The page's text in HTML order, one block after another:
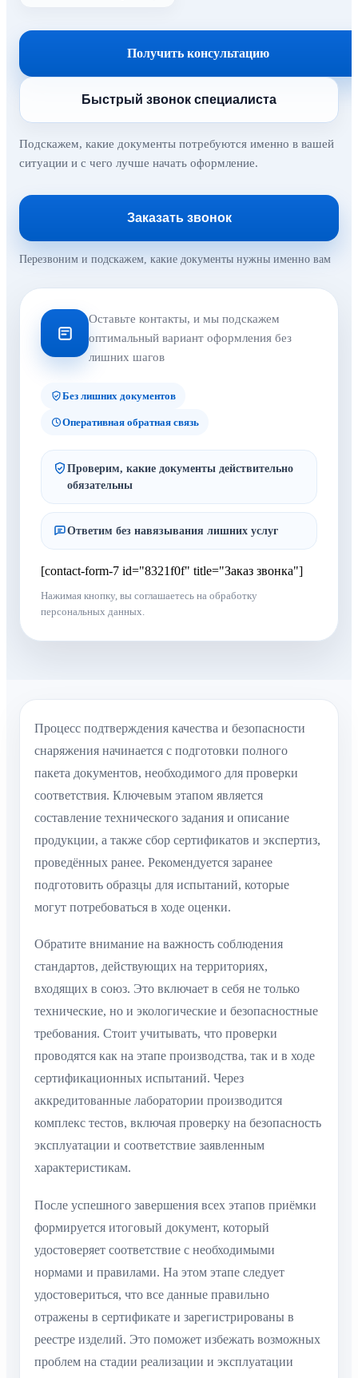
Получить консультацию
Быстрый звонок специалиста
Подскажем, какие документы потребуются именно в вашей
ситуации и с чего лучше начать оформление.
Заказать звонок
Перезвоним и подскажем, какие документы нужны именно вам
Оставьте контакты, и мы подскажем
оптимальный вариант оформления без
лишних шагов
Без лишних документов
Оперативная обратная связь
Проверим, какие документы действительно
обязательны
Ответим без навязывания лишних услуг
[contact-form-7 id="8321f0f" title="Заказ звонка"]
Нажимая кнопку, вы соглашаетесь на обработку
персональных данных.
Процесс подтверждения качества и безопасности
снаряжения начинается с подготовки полного
пакета документов, необходимого для проверки
соответствия. Ключевым этапом является
составление технического задания и описание
продукции, а также сбор сертификатов и экспертиз,
проведённых ранее. Рекомендуется заранее
подготовить образцы для испытаний, которые
могут потребоваться в ходе оценки.
Обратите внимание на важность соблюдения
стандартов, действующих на территориях,
входящих в союз. Это включает в себя не только
технические, но и экологические и безопасностные
требования. Стоит учитывать, что проверки
проводятся как на этапе производства, так и в ходе
сертификационных испытаний. Через
аккредитованные лаборатории производится
комплекс тестов, включая проверку на безопасность
эксплуатации и соответствие заявленным
характеристикам.
После успешного завершения всех этапов приёмки
формируется итоговый документ, который
удостоверяет соответствие с необходимыми
нормами и правилами. На этом этапе следует
удостовериться, что все данные правильно
отражены в сертификате и зарегистрированы в
реестре изделий. Это поможет избежать возможных
проблем на стадии реализации и эксплуатации